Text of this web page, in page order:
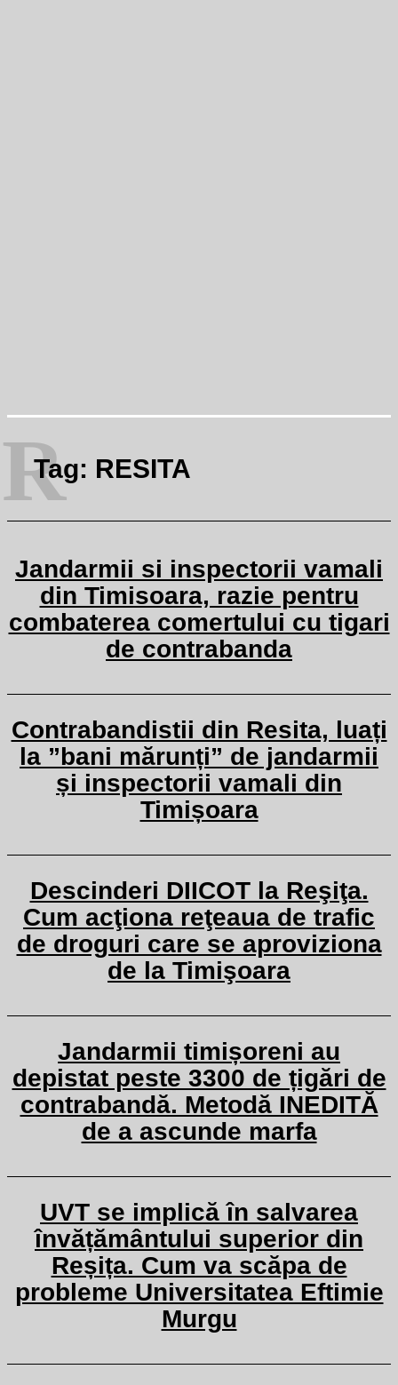
Tag: RESITA
R
Jandarmii si inspectorii vamali
din Timisoara, razie pentru
combaterea comertului cu tigari
de contrabanda
Contrabandistii din Resita, luați
la ”bani mărunți” de jandarmii
și inspectorii vamali din
Timișoara
Descinderi DIICOT la Reşiţa.
Cum acţiona reţeaua de trafic
de droguri care se aproviziona
de la Timişoara
Jandarmii timișoreni au
depistat peste 3300 de țigări de
contrabandă. Metodă INEDITĂ
de a ascunde marfa
UVT se implică în salvarea
învățământului superior din
Reșița. Cum va scăpa de
probleme Universitatea Eftimie
Murgu